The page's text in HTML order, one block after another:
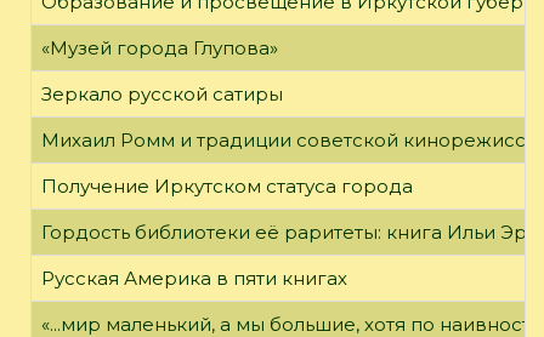
«Музей города Глупова»
Зеркало русской сатиры
Михаил Ромм и традиции советской
Получение Иркутском статуса города
Гордость библиотеки её раритеты: книга Ильи
Русская Америка в пяти книгах
«...мир маленький, а мы большие, хотя по